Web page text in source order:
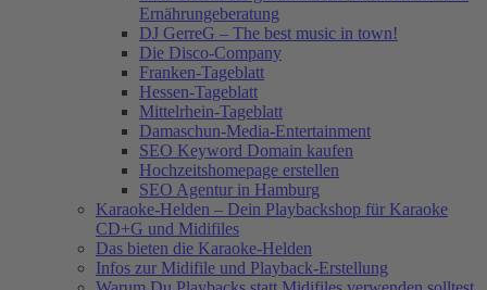
Ernährungeberatung
DJ GerreG – The best music in town!
Die Disco-Company
Franken-Tageblatt
Hessen-Tageblatt
Mittelrhein-Tageblatt
Damaschun-Media-Entertainment
SEO Keyword Domain kaufen
Hochzeitshomepage erstellen
SEO Agentur in Hamburg
Karaoke-Helden – Dein Playbackshop für Karaoke
CD+G und Midifiles
Das bieten die Karaoke-Helden
Infos zur Midifile und Playback-Erstellung